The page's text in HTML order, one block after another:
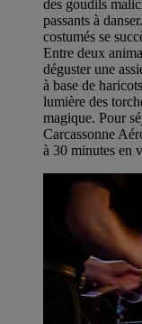
des goudils
passants à
costumés se
Entre deux
déguster une
à base de
lumière des
magique. Pour
Carcassonne
à 30 minutes en